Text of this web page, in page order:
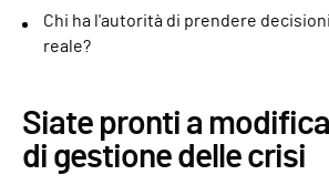
Chi ha l'autorità di prendere
reale?
Siate pronti a
di gestione delle crisi